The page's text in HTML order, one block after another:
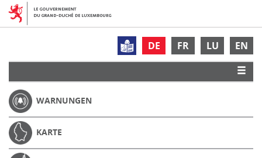
DE FR LU EN
WARNUNGEN
KARTE